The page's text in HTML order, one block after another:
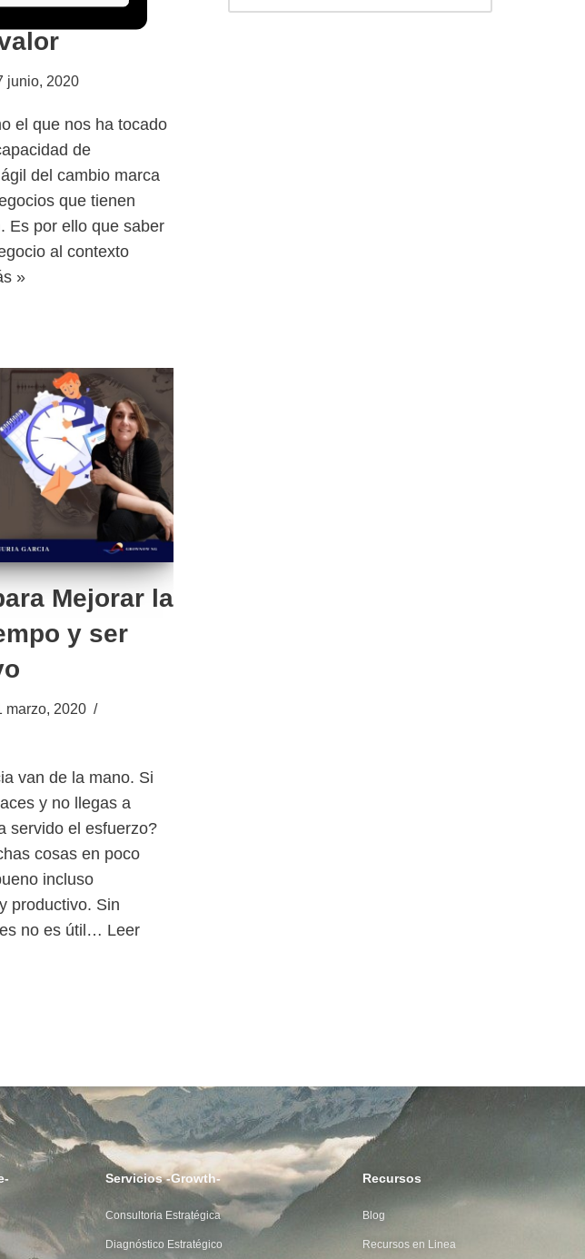
la
junio, 2020
el que nos ha tocado
de
del cambio marca
que tienen
Es por ello que saber
al contexto
»
Mejorar la
y ser
marzo, 2020
van de la mano. Si
y no llegas a
servido el esfuerzo?
cosas en poco
incluso
productivo. Sin
no es útil… Leer
Servicios -Growth-
Consultoria Estratégica
Diagnóstico Estratégico
Recursos
Blog
Recursos en Linea